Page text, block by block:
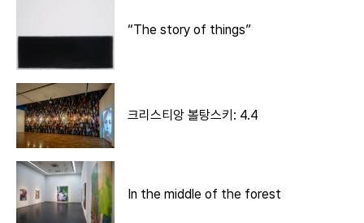
“The story of things”
크리스티앙 볼탕스키: 4.4
In the middle of the forest